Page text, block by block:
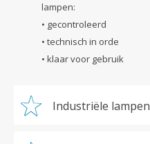
lampen:
• gecontroleerd
• technisch in orde
• klaar voor gebruik
Industriële lampen